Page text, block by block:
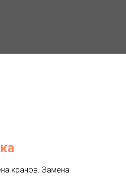
кранов. Замена